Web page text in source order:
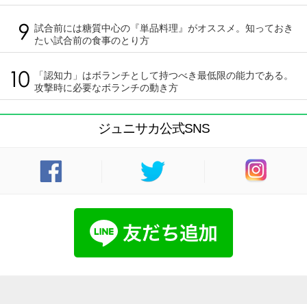
試合前には糖質中心の『単品料理』がオススメ。知っておき
たい試合前の食事のとり方
「認知力」はボランチとして持つべき最低限の能力である。
攻撃時に必要なボランチの動き方
ジュニサカ公式SNS